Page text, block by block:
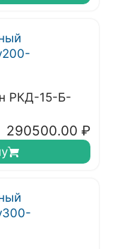
РКД-15-Б-
290500.00 ₽